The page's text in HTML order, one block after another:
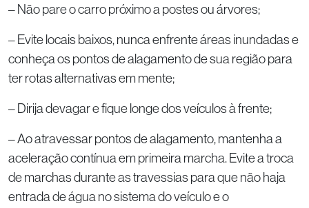
– Não pare o carro próximo a postes ou árvores;
– Evite locais baixos, nunca enfrente áreas inundadas e
conheça os pontos de alagamento de sua região para
ter rotas alternativas em mente;
– Dirija devagar e fique longe dos veículos à frente;
– Ao atravessar pontos de alagamento, mantenha a
aceleração contínua em primeira marcha. Evite a troca
de marchas durante as travessias para que não haja
entrada de água no sistema do veículo e o